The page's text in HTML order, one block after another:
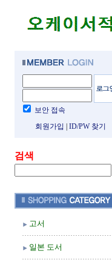
보안 접속
회원가입
ID/PW 찾기
검색
고서
일본 도서